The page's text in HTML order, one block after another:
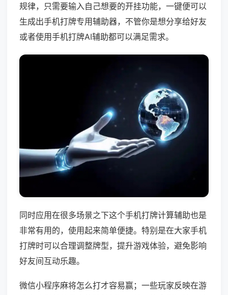
规律，只需要输入自己想要的开挂功能，一键便可以
生成出手机打牌专用辅助器，不管你是想分享给好友
或者使用手机打牌AI辅助都可以满足需求。
同时应用在很多场景之下这个手机打牌计算辅助也是
非常有用的，使用起来简单便捷。特别是在大家手机
打牌时可以合理调整牌型，提升游戏体验，避免影响
好友间互动乐趣。
微信小程序麻将怎么打才容易赢；一些玩家反映在游